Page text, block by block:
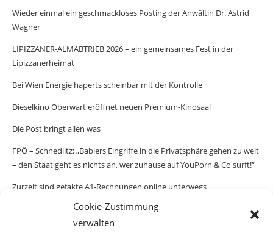
Cookie-Zustimmung
verwalten
Wieder einmal ein geschmackloses Posting der Anwältin Dr. Astrid
Wagner
LIPIZZANER-ALMABTRIEB 2026 – ein gemeinsames Fest in der
Lipizzanerheimat
Bei Wien Energie haperts scheinbar mit der Kontrolle
Dieselkino Oberwart eröffnet neuen Premium-Kinosaal
Die Post bringt allen was
FPÖ – Schnedlitz: „Bablers Eingriffe in die Privatsphäre gehen zu weit
– den Staat geht es nichts an, wer zuhause auf YouPorn & Co surft!“
Zurzeit sind gefakte A1-Rechnungen online unterwegs
Salzburgs Juden und ihre Sicherheit: „Erst nach einem Anschlag wäre
die Gefahr endlich konkret!“